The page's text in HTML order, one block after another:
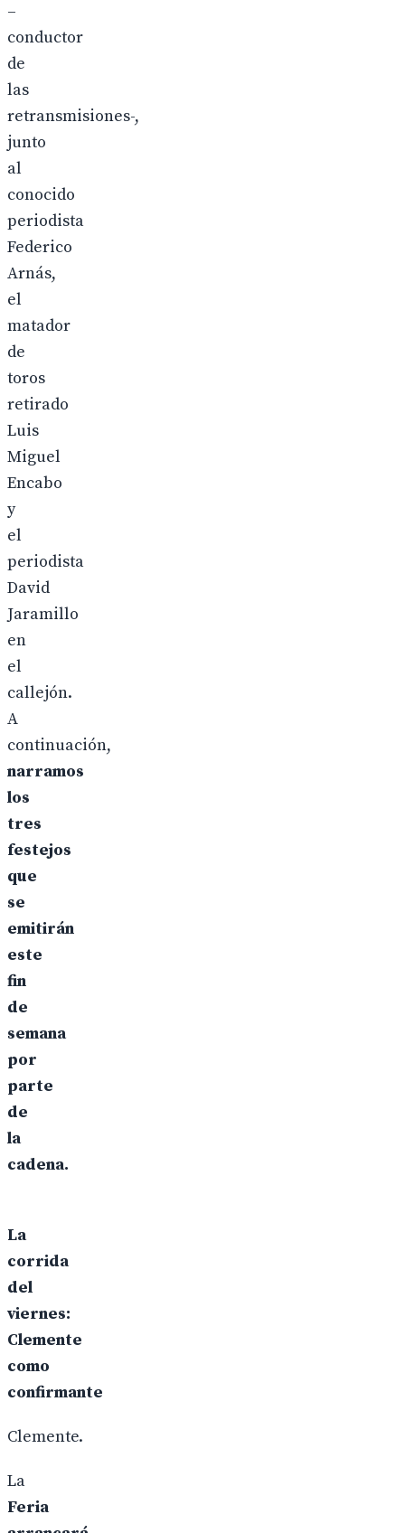
–
conductor
de
las
retransmisiones-,
junto
al
conocido
periodista
Federico
Arnás,
el
matador
de
toros
retirado
Luis
Miguel
Encabo
y
el
periodista
David
Jaramillo
en
el
callejón.
A
continuación,
narramos
los
tres
festejos
que
se
emitirán
este
fin
de
semana
por
parte
de
la
cadena.
La
corrida
del
viernes:
Clemente
como
confirmante
Clemente.
La
Feria